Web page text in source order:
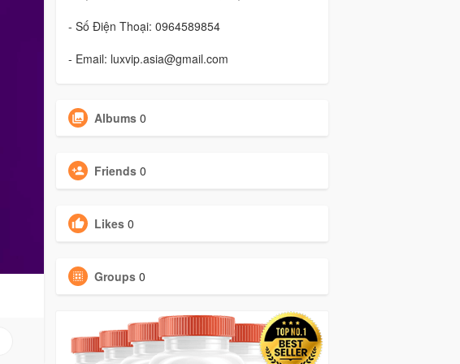
- Số Điện Thoại: 0964589854
- Email: luxvip.asia@gmail.com
Albums 0
Friends 0
Likes 0
Groups 0